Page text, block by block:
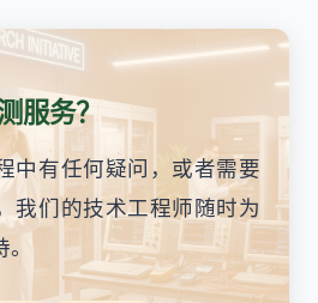
服务？
中有任何疑问，或者需要
我们的技术工程师随时为